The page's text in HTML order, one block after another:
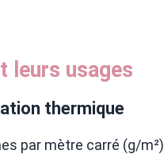
leurs usages
thermique
par mètre carré (g/